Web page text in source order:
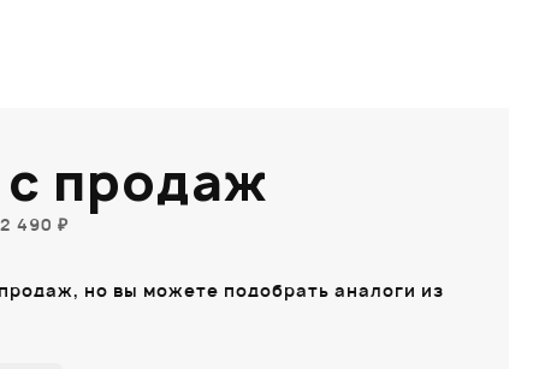
продаж
490 ₽
но вы можете подобрать аналоги из